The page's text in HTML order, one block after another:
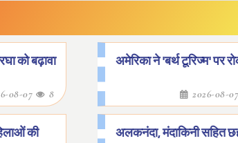
को बढ़ावा
08-07 8
अमेरिका ने 'बर्थ टूरिज्म' पर
2026-08-07
की
अलकनंदा, मंदाकिनी सहित